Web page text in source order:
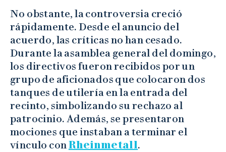
No obstante, la controversia creció
rápidamente. Desde el anuncio del
acuerdo, las críticas no han cesado.
Durante la asamblea general del domingo,
los directivos fueron recibidos por un
grupo de aficionados que colocaron dos
tanques de utilería en la entrada del
recinto, simbolizando su rechazo al
patrocinio. Además, se presentaron
mociones que instaban a terminar el
vínculo conRheinmetall.